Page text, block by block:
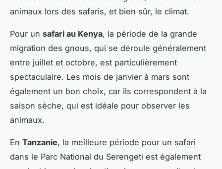
animaux lors des safaris, et bien sûr, le climat.
Pour un safari au Kenya, la période de la grande
migration des gnous, qui se déroule généralement
entre juillet et octobre, est particulièrement
spectaculaire. Les mois de janvier à mars sont
également un bon choix, car ils correspondent à la
saison sèche, qui est idéale pour observer les
animaux.
En Tanzanie, la meilleure période pour un safari
dans le Parc National du Serengeti est également